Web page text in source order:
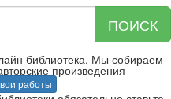
ПОИСК
библиотека. Мы собираем
произведения
работы